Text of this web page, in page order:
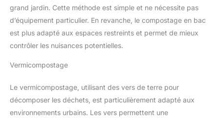
grand jardin. Cette méthode est simple et ne nécessite pas
d’équipement particulier. En revanche, le compostage en bac
est plus adapté aux espaces restreints et permet de mieux
contrôler les nuisances potentielles.
Vermicompostage
Le vermicompostage, utilisant des vers de terre pour
décomposer les déchets, est particulièrement adapté aux
environnements urbains. Les vers permettent une